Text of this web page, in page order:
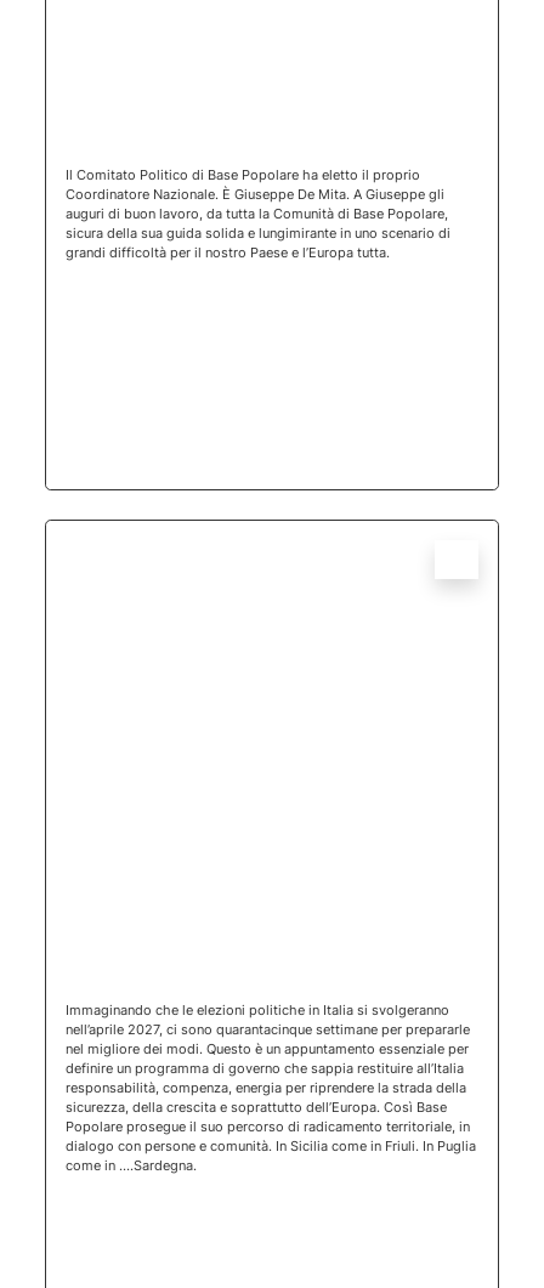
Il Comitato Politico di Base Popolare ha eletto il proprio
Coordinatore Nazionale. È Giuseppe De Mita. A Giuseppe gli
auguri di buon lavoro, da tutta la Comunità di Base Popolare,
sicura della sua guida solida e lungimirante in uno scenario di
grandi difficoltà per il nostro Paese e l’Europa tutta.
Immaginando che le elezioni politiche in Italia si svolgeranno
nell’aprile 2027, ci sono quarantacinque settimane per prepararle
nel migliore dei modi. Questo è un appuntamento essenziale per
definire un programma di governo che sappia restituire all’Italia
responsabilità, compenza, energia per riprendere la strada della
sicurezza, della crescita e soprattutto dell’Europa. Così Base
Popolare prosegue il suo percorso di radicamento territoriale, in
dialogo con persone e comunità. In Sicilia come in Friuli. In Puglia
come in ….Sardegna.